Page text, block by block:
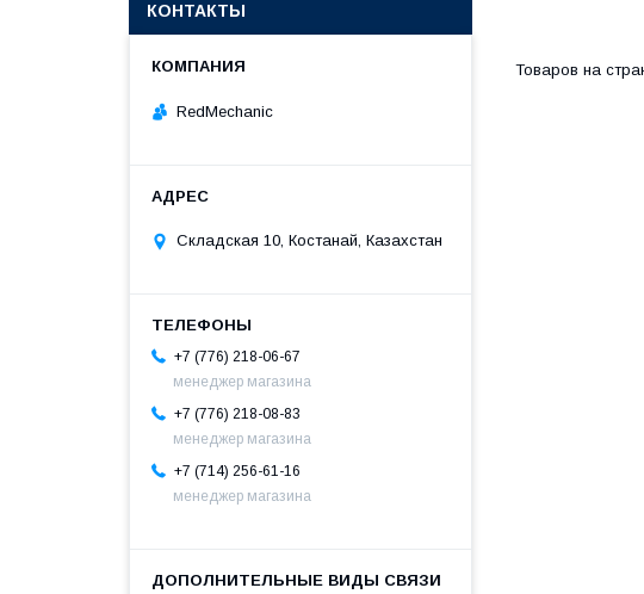
КОНТАКТЫ
RedMechanic
Складская 10, Костанай, Казахстан
+7 (776) 218-06-67
менеджер магазина
+7 (776) 218-08-83
менеджер магазина
+7 (714) 256-61-16
менеджер магазина